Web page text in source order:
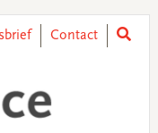
Contact